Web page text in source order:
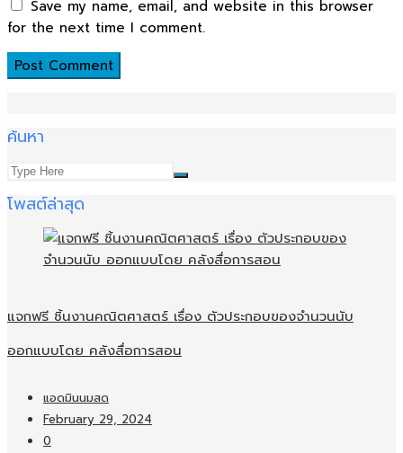
Save my name, email, and website in this browser
for the next time I comment.
ค้นหา
โพสต์ล่าสุด
แจกฟรี ชิ้นงานคณิตศาสตร์ เรื่อง ตัวประกอบของจำนวนนับ
ออกแบบโดย คลังสื่อการสอน
แอดมินนมสด
February 29, 2024
0